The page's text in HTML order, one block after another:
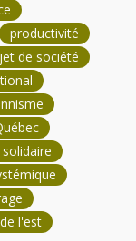
productivité
de société
l'est